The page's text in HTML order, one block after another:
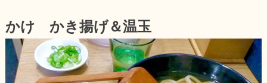
かけ かき揚げ＆温玉